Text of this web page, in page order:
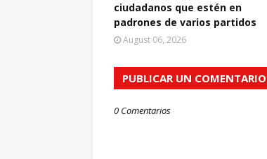
ciudadanos que estén en
padrones de varios partidos
August 06, 2026
PUBLICAR UN COMENTARIO
0 Comentarios